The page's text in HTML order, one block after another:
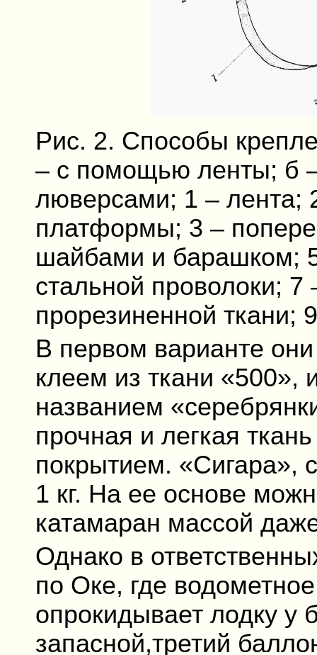
Рис. 2. Способы
– с помощью ленты; б
люверсами; 1 – лента;
платформы; 3 –
шайбами и барашком;
стальной проволоки;
прорезиненной ткани;
В первом варианте
клеем из ткани «500»,
названием
прочная и легкая
покрытием. «Сигара»,
1 кг. На ее основе
катамаран массой
Однако в
по Оке, где
опрокидывает лодку у
запасной,третий